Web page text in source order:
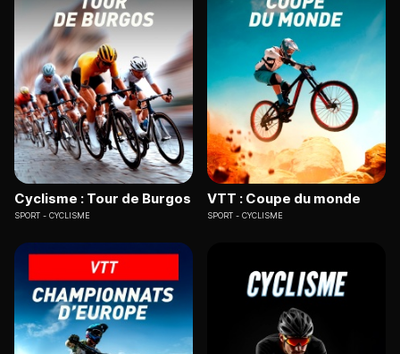
Cyclisme : Tour de Burgos
SPORT CYCLISME
VTT : Coupe du monde
SPORT CYCLISME